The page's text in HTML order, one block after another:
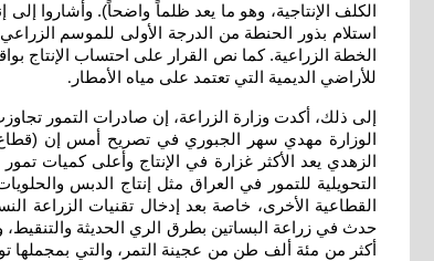
الكلف الإنتاجية، وهو ما يعد ظلماً واضحاً). وأشاروا
للأراضي الديمية التي تعتمد على مياه الأمطار .
الوزارة مهدي سهر الجبوري في تصريح أمس إن (قطاع
التحويلية للتمور في العراق مثل إنتاج الدبس
القطاعية الأخرى، خاصة بعد إدخال تقنيات الزراعة
أكثر من مئة ألف طن من عجينة التمر، والتي بمجملها